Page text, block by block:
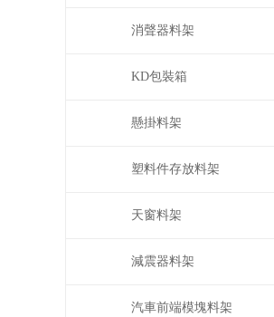
消聲器料架
KD包裝箱
懸掛料架
塑料件存放料架
天窗料架
減震器料架
汽車前端模塊料架